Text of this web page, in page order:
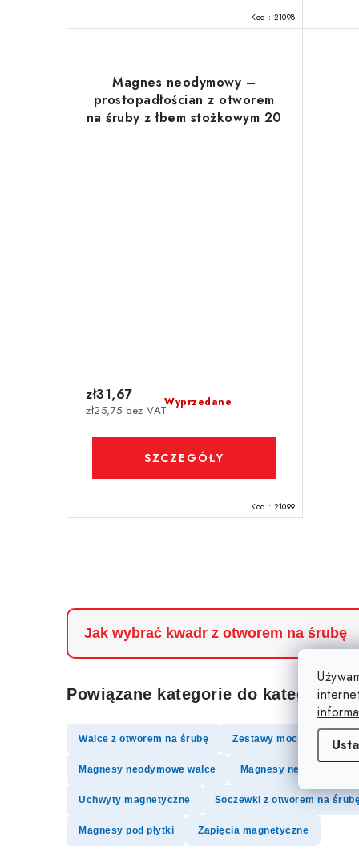
ó
Kod : 21098
Magnes neodymowy –
prostopadłościan z otworem
na śruby z łbem stożkowym 20
Wyprzedane
zł25,75 bez VAT
zł31,67
SZCZEGÓŁY
Kod : 21099
o
t
r
i
l
i
Jak wybrać kwadr z otworem na śrubę
Powiązane kategorie do kategorii
Walce z otworem na śrubę Zestawy mocowań
Magnesy neodymowe walce Magnesy neodymowe
Uchwyty magnetyczne Soczewki z otworem na
Magnesy pod płytki Zapięcia magnetyczne